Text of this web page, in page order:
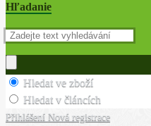
Hľadanie
Hledat ve zboží
Hledat v článcích
Přihlášení Nová registrace